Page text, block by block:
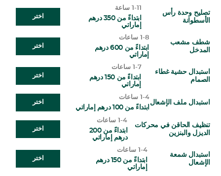
تصليح وحدة رأس
الأسطوانة
1-11 ساعة
ابتداءً من 350 درهم
إماراتي
اختر
شطف مشعب
المدخل
1-8 ساعات
ابتداءً من 600 درهم
إماراتي
اختر
استبدال حشية غطاء
الصمام
1-7 ساعات
ابتداءً من 150 درهم
إماراتي
اختر
استبدال ملف الإشعال
1-4 ساعات
ابتداءً من 100 درهم إماراتي
اختر
تنظيف الحاقن في محركات
الديزل والبنزين
1-4 ساعات
ابتداءً من 200
درهم إماراتي
اختر
استبدال شمعة
الإشعال
1-4 ساعات
ابتداءً من 150 درهم
إماراتي
اختر